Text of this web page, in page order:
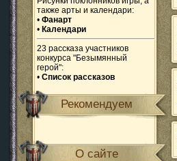
также арты и календари:
• Фанарт
• Календари
23 рассказа участников
конкурса "Безымянный
герой":
• Список рассказов
Рекомендуем
О сайте